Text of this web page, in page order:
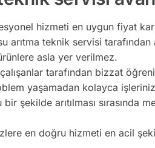
hizmeti en uygun fiyat
teknik servisi tarafından
asla yer verilmez.
tarafından bizzat
yaşamadan kolayca
şekilde arıtılması
en doğru hizmeti en acil